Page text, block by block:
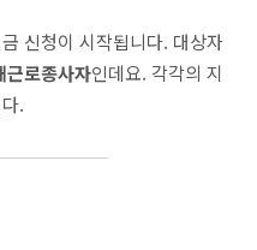
신청이 시작됩니다. 대상자
근로종사자인데요. 각각의 지
.